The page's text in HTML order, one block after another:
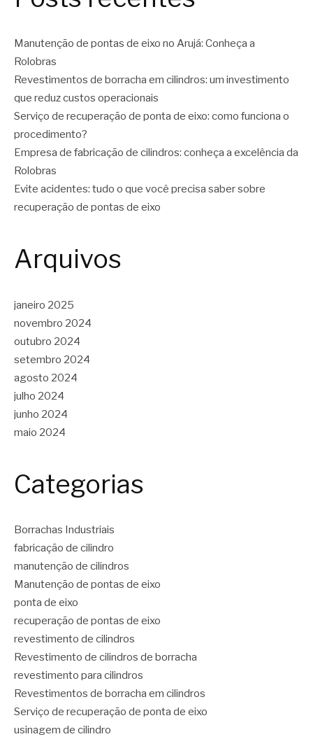
Manutenção de pontas de eixo no Arujá: Conheça a
Rolobras
Revestimentos de borracha em cilindros: um investimento
que reduz custos operacionais
Serviço de recuperação de ponta de eixo: como funciona o
procedimento?
Empresa de fabricação de cilindros: conheça a excelência da
Rolobras
Evite acidentes: tudo o que você precisa saber sobre
recuperação de pontas de eixo
Arquivos
janeiro 2025
novembro 2024
outubro 2024
setembro 2024
agosto 2024
julho 2024
junho 2024
maio 2024
Categorias
Borrachas Industriais
fabricação de cilindro
manutenção de cilindros
Manutenção de pontas de eixo
ponta de eixo
recuperação de pontas de eixo
revestimento de cilindros
Revestimento de cilindros de borracha
revestimento para cilindros
Revestimentos de borracha em cilindros
Serviço de recuperação de ponta de eixo
usinagem de cilindro